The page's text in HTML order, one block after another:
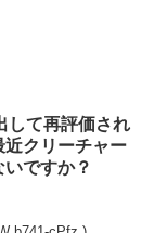
して再評価され
クリーチャー
ですか？